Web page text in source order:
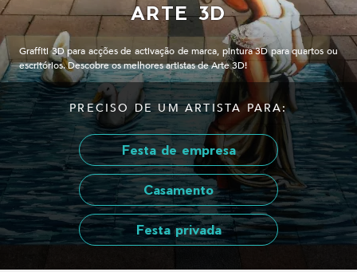
ARTE 3D
Graffiti 3D para acções de activação de marca, pintura 3D para quartos ou
escritórios. Descobre os melhores artistas de Arte 3D!
PRECISO DE UM ARTISTA PARA:
Festa de empresa
Casamento
Festa privada